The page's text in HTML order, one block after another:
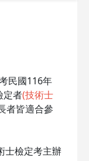
民國116年
定者(技術士
者皆適合參
士檢定考主辦